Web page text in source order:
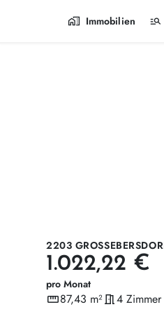
home_work Immobilien manage_search
2203 GROSSEBERSDORF
1.022,22 €
pro Monat
straighten
Wohnfläche
87,43 m²meeting_room
Zimmer
4 Zimmer